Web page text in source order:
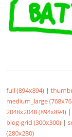
full (894x894) |
medium_large
2048x2048 (894x894)
blog-grid (300x300) |
(280x280)